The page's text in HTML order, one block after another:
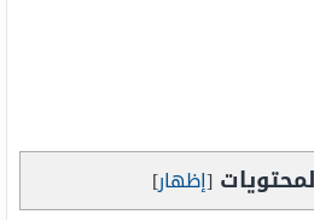
[إظهار]